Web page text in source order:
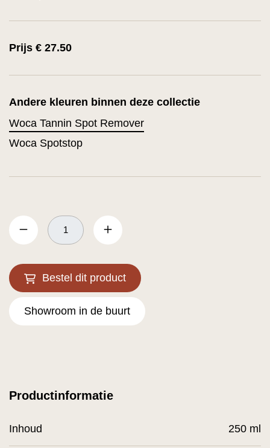
Prijs € 27.50
Andere kleuren binnen deze collectie
Woca Tannin Spot Remover
Woca Spotstop
Bestel dit product
Showroom in de buurt
Productinformatie
Inhoud 250 ml